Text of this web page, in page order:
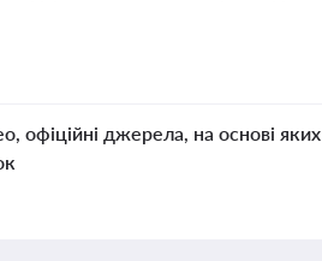
офіційні джерела, на основі яких